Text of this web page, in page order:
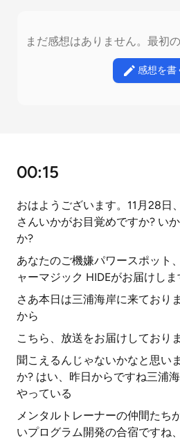
まだ感想はありません。最初
感想を書
00:15
おはようございます。11月28日
さんいかがお目覚めですか? い
か?
あなたのご機嫌パワースポット
ャーマジック HIDEがお届けしま
さあ本日は三浦海岸に来ており
から
こちら、放送をお届けしており
聞こえるんじゃないかなと思い
か? はい、昨日からですね三浦
やっている
メンタルトレーナーの仲間たち
いプログラム開発の合宿ですね